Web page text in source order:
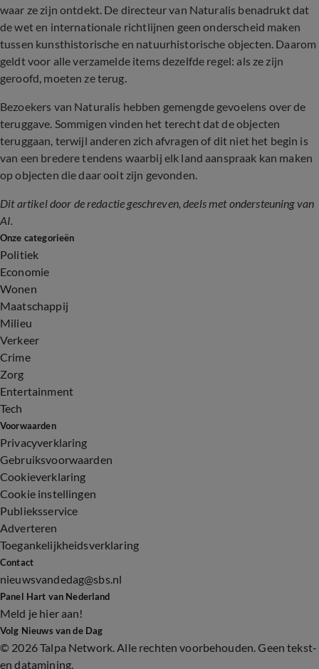
waar ze zijn ontdekt. De directeur van Naturalis benadrukt dat
de wet en internationale richtlijnen geen onderscheid maken
tussen kunsthistorische en natuurhistorische objecten. Daarom
geldt voor alle verzamelde items dezelfde regel: als ze zijn
geroofd, moeten ze terug.
Bezoekers van Naturalis hebben gemengde gevoelens over de
teruggave. Sommigen vinden het terecht dat de objecten
teruggaan, terwijl anderen zich afvragen of dit niet het begin is
van een bredere tendens waarbij elk land aanspraak kan maken
op objecten die daar ooit zijn gevonden.
Dit artikel door de redactie geschreven, deels met ondersteuning van
AI.
Onze categorieën
Politiek
Economie
Wonen
Maatschappij
Milieu
Verkeer
Crime
Zorg
Entertainment
Tech
Voorwaarden
Privacyverklaring
Gebruiksvoorwaarden
Cookieverklaring
Cookie instellingen
Publieksservice
Adverteren
Toegankelijkheidsverklaring
Contact
nieuwsvandedag@sbs.nl
Panel Hart van Nederland
Meld je hier aan!
Volg Nieuws van de Dag
© 2026 Talpa Network. Alle rechten voorbehouden. Geen tekst-
en datamining.